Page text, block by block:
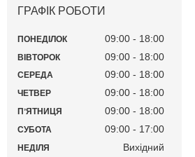
ГРАФІК РОБОТИ
ПОНЕДІЛОК 09:00 18:00
ВІВТОРОК 09:00 18:00
СЕРЕДА 09:00 18:00
ЧЕТВЕР 09:00 18:00
ПʼЯТНИЦЯ 09:00 18:00
СУБОТА 09:00 17:00
НЕДІЛЯ Вихідний